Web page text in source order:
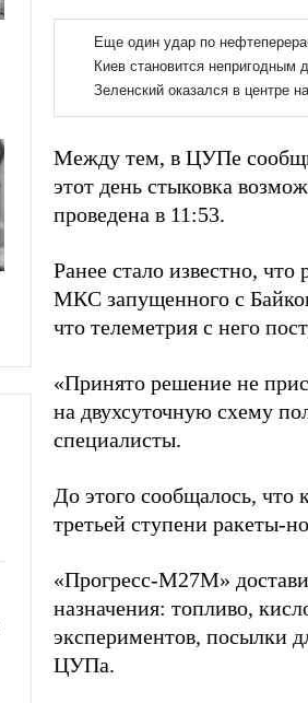
Между тем, в ЦУПе
этот день стыковка
проведена в 11:53.
Ранее стало известно,
МКС запущенного с
что телеметрия с него
«Принято решение не
на двухсуточную схему
специалисты.
До этого сообщалось,
третьей ступени ракеты-
«Прогресс-М27М»
назначения: топливо,
экспериментов, посылки
ЦУПа.